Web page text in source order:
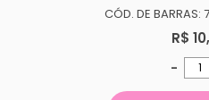
CÓD. DE
R$
-